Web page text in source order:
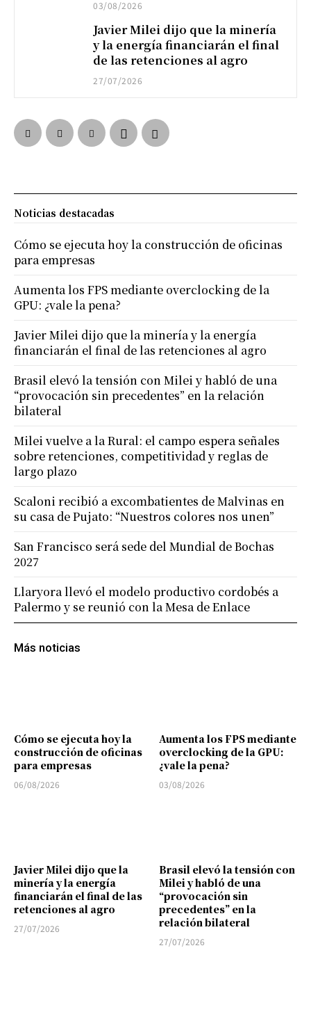
03/08/2026
Javier Milei dijo que la minería
y la energía financiarán el final
de las retenciones al agro
27/07/2026
Más noticias
Cómo se ejecuta hoy la
construcción de oficinas
para empresas
06/08/2026
Aumenta los FPS mediante
overclocking de la GPU:
¿vale la pena?
03/08/2026
Javier Milei dijo que la
minería y la energía
financiarán el final de las
retenciones al agro
27/07/2026
Brasil elevó la tensión con
Milei y habló de una
“provocación sin
precedentes” en la
relación bilateral
27/07/2026
Noticias destacadas
Cómo se ejecuta hoy la construcción de oficinas
para empresas
Aumenta los FPS mediante overclocking de la
GPU: ¿vale la pena?
Javier Milei dijo que la minería y la energía
financiarán el final de las retenciones al agro
Brasil elevó la tensión con Milei y habló de una
“provocación sin precedentes” en la relación
bilateral
Milei vuelve a la Rural: el campo espera señales
sobre retenciones, competitividad y reglas de
largo plazo
Scaloni recibió a excombatientes de Malvinas en
su casa de Pujato: “Nuestros colores nos unen”
San Francisco será sede del Mundial de Bochas
2027
Llaryora llevó el modelo productivo cordobés a
Palermo y se reunió con la Mesa de Enlace